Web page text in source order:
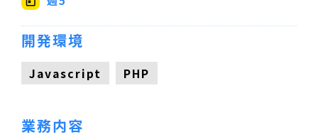
開発環境
Javascript PHP
業務内容